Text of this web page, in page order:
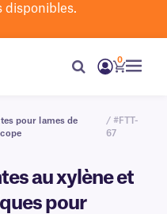
disponibles.
0
pour lames de
/ #FTT-
67
au xylène et
pour